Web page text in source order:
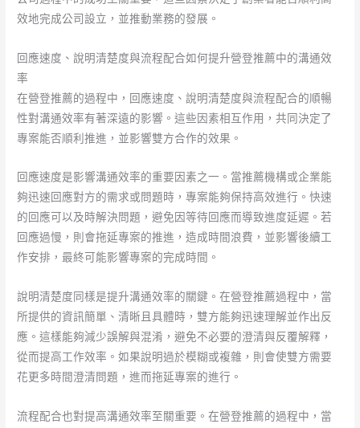
效地完成公司設立，並推動業務的發展。
回應速度、說明清楚度與流程配合如何提升營登推薦中的溝通效
率
在營登推薦的過程中，回應速度、說明清楚度與流程配合的順暢
性對溝通效率有著深遠的影響。這些因素相互作用，共同決定了
專案能否順利推進，並影響雙方合作的效果。
回應速度是影響溝通效率的重要因素之一。當推薦機構或企業能
夠迅速回應對方的需求或問題時，專案能夠保持高效進行。快速
的回應可以及時解決問題，避免因等待回應而導致進度延遲。若
回應過慢，則會拖延專案的推進，造成時間浪費，並影響後續工
作安排，最終可能影響專案的完成時間。
說明清楚度同樣是提升溝通效率的關鍵。在營登推薦過程中，當
所提供的資訊簡單、清晰且具體時，雙方能夠迅速理解並作出反
應。這樣能夠減少誤解與混淆，避免不必要的澄清與反覆解釋，
從而提高工作效率。如果說明過於模糊或複雜，則會使雙方需要
花更多時間澄清問題，進而拖延專案的進行。
流程配合也對提高溝通效率至關重要。在營登推薦的過程中，當